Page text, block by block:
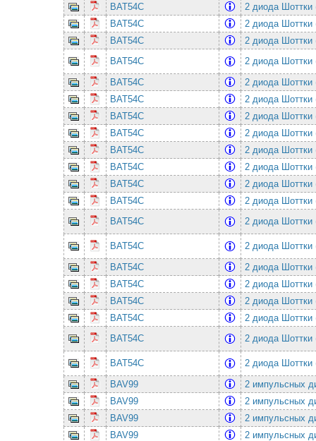
BAT54C
2 диода
BAT54C
2 диода
BAT54C
2 диода
BAT54C
2 диода
BAT54C
2 диода
BAT54C
2 диода
BAT54C
2 диода
BAT54C
2 диода
BAT54C
2 диода
BAT54C
2 диода
BAT54C
2 диода
BAT54C
2 диода
BAT54C
2 диода
BAT54C
2 диода
BAT54C
2 диода
BAT54C
2 диода
BAT54C
2 диода
BAT54C
2 диода
BAT54C
2 диода
BAT54C
2 диода
BAV99
2 импульсных
BAV99
2 импульсных
BAV99
2 импульсных
BAV99
2 импульсных